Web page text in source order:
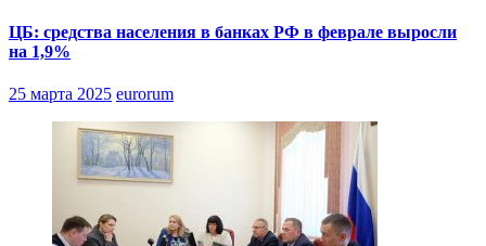
ЦБ: средства населения в банках РФ в феврале выросли
на 1,9%
25 марта 2025 eurorum